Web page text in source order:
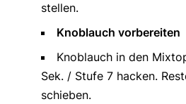
stellen.
Knoblauch vorbereiten
Knoblauch in den
Sek. / Stufe 7 hacken.
schieben.